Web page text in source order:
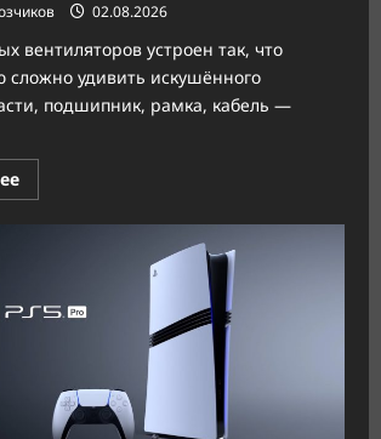
02.08.2026
вентиляторов устроен так, что
сложно удивить искушённого
подшипник, рамка, кабель —
Прочитать
больше
Gamdias
автоподстройкой